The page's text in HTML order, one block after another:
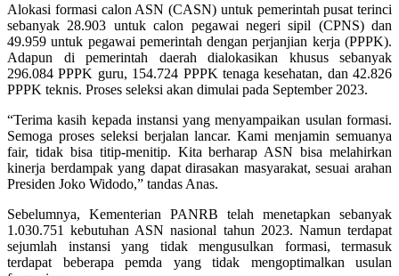
Alokasi formasi calon ASN (CASN) untuk pemerintah pusat terinci
sebanyak 28.903 untuk calon pegawai negeri sipil (CPNS) dan
49.959 untuk pegawai pemerintah dengan perjanjian kerja (PPPK).
Adapun di pemerintah daerah dialokasikan khusus sebanyak
296.084 PPPK guru, 154.724 PPPK tenaga kesehatan, dan 42.826
PPPK teknis. Proses seleksi akan dimulai pada September 2023.
“Terima kasih kepada instansi yang menyampaikan usulan formasi.
Semoga proses seleksi berjalan lancar. Kami menjamin semuanya
fair, tidak bisa titip-menitip. Kita berharap ASN bisa melahirkan
kinerja berdampak yang dapat dirasakan masyarakat, sesuai arahan
Presiden Joko Widodo,” tandas Anas.
Sebelumnya, Kementerian PANRB telah menetapkan sebanyak
1.030.751 kebutuhan ASN nasional tahun 2023. Namun terdapat
sejumlah instansi yang tidak mengusulkan formasi, termasuk
terdapat beberapa pemda yang tidak mengoptimalkan usulan